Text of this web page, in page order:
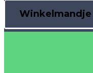
Winkelmandje